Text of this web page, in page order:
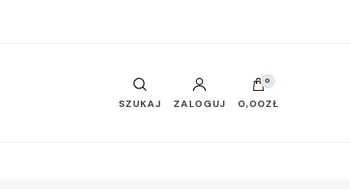
SZUKAJ ZALOGUJ
0
0,00ZŁ